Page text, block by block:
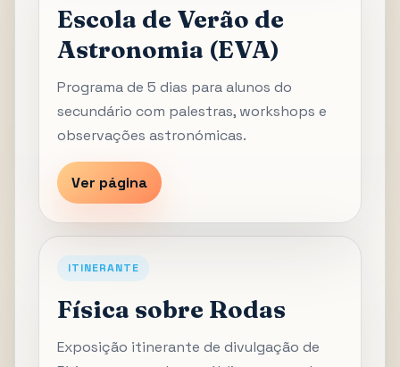
Escola de Verão de
Astronomia (EVA)
Programa de 5 dias para alunos do
secundário com palestras, workshops e
observações astronómicas.
Ver página
ITINERANTE
Física sobre Rodas
Exposição itinerante de divulgação de